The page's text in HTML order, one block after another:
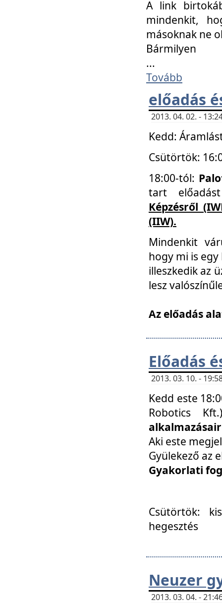
A link
mindenkit,
másoknak ne
Bármilyen
...
Tovább
előadás
2013. 04. 02. -
Kedd:
Csütörtök:
18:00-tól:
tart
Képzésről
(IIW).
Mindenkit
hogy mi is
illeszkedik az
lesz
Az előadás
Előadás
2013. 03. 10. -
Kedd este
Robotics
Aki este
Gyülekező az
Gyakorlati
Csütörtök:
hegesztés
Neuzer
2013. 03. 04. -